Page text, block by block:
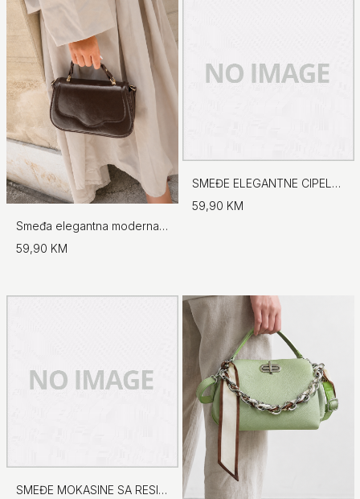
Smeđa elegantna moderna torba s preklopom
59,90 KM
SMEĐE ELEGANTNE CIPELE NA ŠPIC
59,90 KM
SMEĐE MOKASINE SA RESICAMA